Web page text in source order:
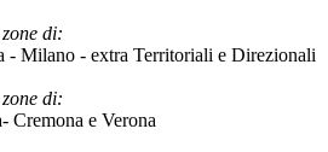
di:
- Milano - extra Territoriali e Direzionali
di:
Cremona e Verona